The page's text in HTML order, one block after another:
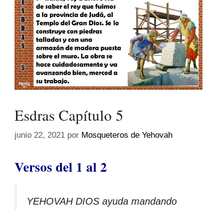
Esdras Capítulo 5
junio 22, 2021 por Mosqueteros de Yehovah
Versos del 1 al 2
YEHOVAH DIOS ayuda mandando